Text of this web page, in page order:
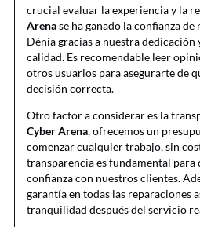
crucial evaluar la experiencia y la
Arenase ha ganado la confianza
Dénia gracias a nuestra
calidad. Es recomendable leer
otros usuarios para asegurarte de
decisión correcta.
Otro factor a considerar es la
Cyber Arena, ofrecemos un
comenzar cualquier trabajo, sin
transparencia es fundamental
confianza con nuestros clientes.
garantía en todas las reparaciones
tranquilidad después del servicio